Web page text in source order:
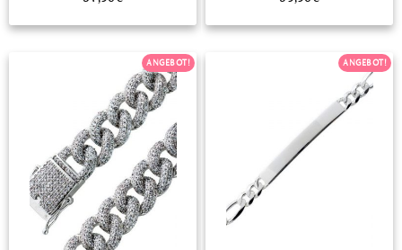
ANGEBOT! ANGEBOT!